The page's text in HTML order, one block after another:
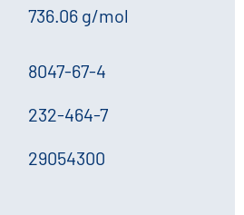
736.06 g/mol
8047-67-4
232-464-7
29054300